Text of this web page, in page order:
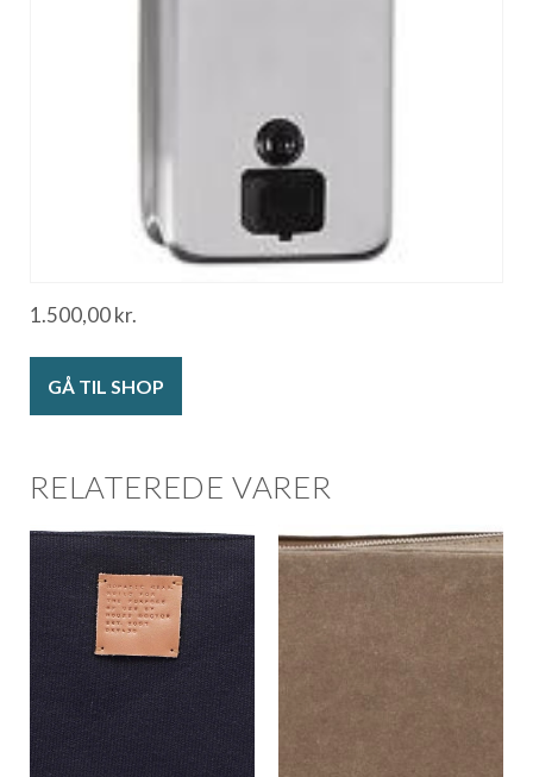
1.500,00kr.
GÅ TIL SHOP
RELATEREDE VARER